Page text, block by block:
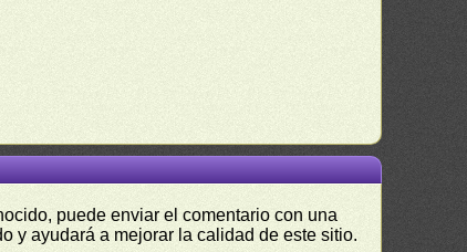
puede enviar el comentario con una
y ayudará a mejorar la calidad de este sitio.